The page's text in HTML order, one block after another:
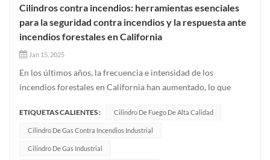
Cilindros contra incendios: herramientas esenciales
para la seguridad contra incendios y la respuesta ante
incendios forestales en California
Jan 15, 2025
En los últimos años, la frecuencia e intensidad de los
incendios forestales en California han aumentado, lo que
extinción de incendios potentes y fiables. Excelente fabricante
de cilindrosEstamos orgullosos de poder apoyar los esfuerzos
de seg...
ETIQUETAS CALIENTES : Cilindro De Fuego De Alta Calidad
Cilindro De Gas Contra Incendios Industrial
Cilindro De Gas Industrial